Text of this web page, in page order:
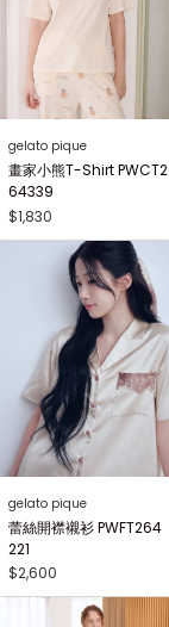
gelato pique
畫家小熊T-Shirt PWCT2
64339
$1,830
gelato pique
蕾絲開襟襯衫 PWFT264
221
$2,600